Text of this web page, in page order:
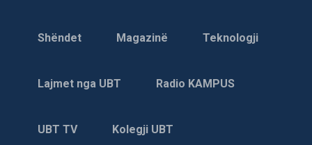
Shëndet Magazinë Teknologji
Lajmet nga UBT Radio KAMPUS
UBT TV Kolegji UBT